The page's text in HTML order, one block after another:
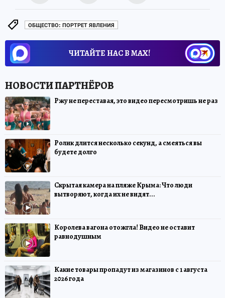
ОБЩЕСТВО: ПОРТРЕТ ЯВЛЕНИЯ
ЧИТАЙТЕ НАС В МАХ!
Ржу не переставая, это видео пересмотришь не раз
Ролик длится несколько секунд, а смеяться вы
будете долго
Скрытая камера на пляже Крыма: Что люди
вытворяют, когда их не видят...
Королева вагона отожгла! Видео не оставит
равнодушным
Какие товары пропадут из магазинов с 1 августа
2026 года